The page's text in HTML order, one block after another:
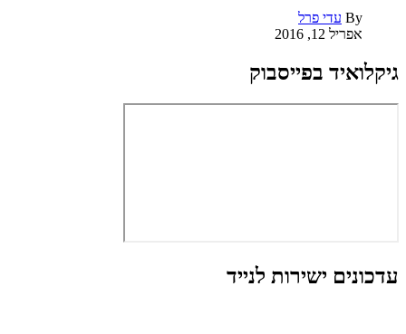
By עדי פרל
אפריל 12, 2016
גיקלואיד בפייסבוק
עדכונים ישירות לנייד